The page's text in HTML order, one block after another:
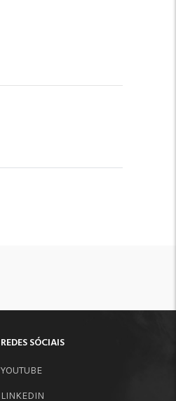
REDES SÓCIAIS
YOUTUBE
LINKEDIN